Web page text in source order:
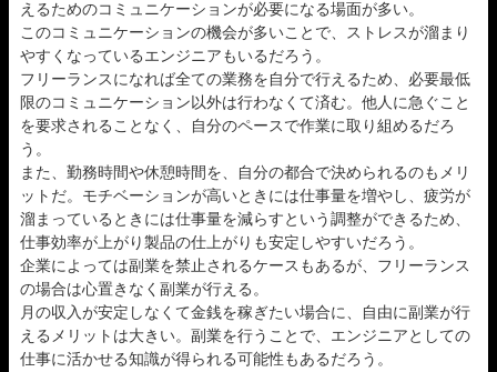
えるためのコミュニケーションが必要になる場面が多い。
このコミュニケーションの機会が多いことで、ストレスが溜まり
やすくなっているエンジニアもいるだろう。
フリーランスになれば全ての業務を自分で行えるため、必要最低
限のコミュニケーション以外は行わなくて済む。他人に急ぐこと
を要求されることなく、自分のペースで作業に取り組めるだろ
う。
また、勤務時間や休憩時間を、自分の都合で決められるのもメリ
ットだ。モチベーションが高いときには仕事量を増やし、疲労が
溜まっているときには仕事量を減らすという調整ができるため、
仕事効率が上がり製品の仕上がりも安定しやすいだろう。
企業によっては副業を禁止されるケースもあるが、フリーランス
の場合は心置きなく副業が行える。
月の収入が安定しなくて金銭を稼ぎたい場合に、自由に副業が行
えるメリットは大きい。副業を行うことで、エンジニアとしての
仕事に活かせる知識が得られる可能性もあるだろう。